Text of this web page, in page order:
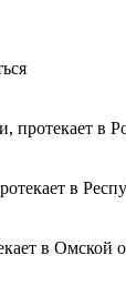
протекает в
в
в Омской